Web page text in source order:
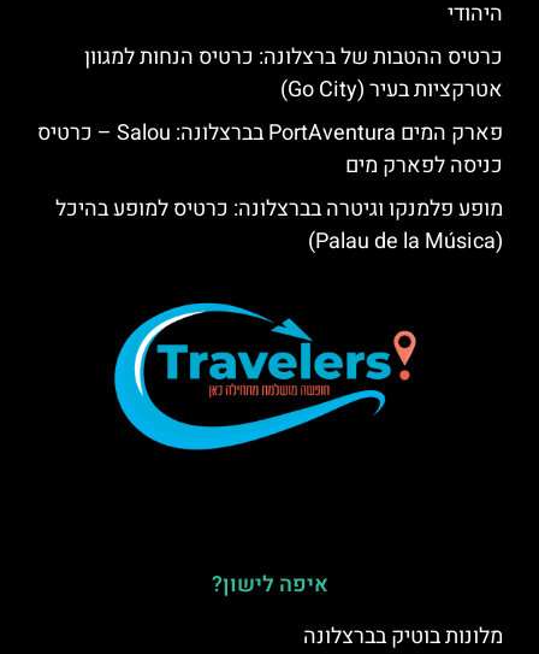
היהודי
כרטיס ההטבות של ברצלונה: כרטיס הנחות למגוון
אטרקציות בעיר (Go City)
פארק המים PortAventura בברצלונה: Salou – כרטיס
כניסה לפארק מים
מופע פלמנקו וגיטרה בברצלונה: כרטיס למופע בהיכל
(Palau de la Música)
איפה לישון?
מלונות בוטיק בברצלונה